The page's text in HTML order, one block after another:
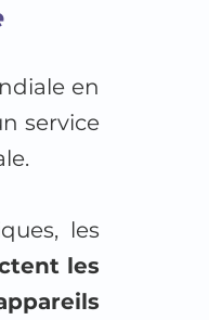
en
service
les
les